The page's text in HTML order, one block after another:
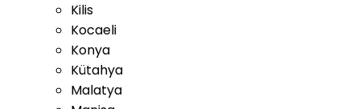
Kilis
Kocaeli
Konya
Kütahya
Malatya